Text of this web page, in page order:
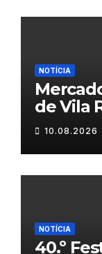
NOTÍCIA
de Vila
10.08.2026
NOTÍCIA
40.º